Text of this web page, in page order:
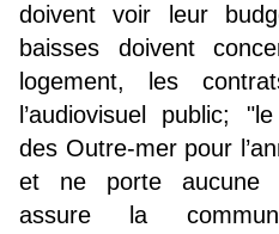
doivent voir leur
baisses doivent
logement, les
l’audiovisuel public;
des Outre-mer pour
et ne porte aucune
assure la